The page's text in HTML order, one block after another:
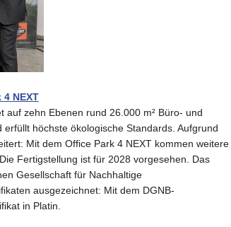
NEXT
auf zehn Ebenen rund 26.000 m² Büro- und
höchste ökologische Standards. Aufgrund
Mit dem Office Park 4 NEXT kommen weitere
Fertigstellung ist für 2028 vorgesehen. Das
Gesellschaft für Nachhaltige
ausgezeichnet: Mit dem DGNB-
in Platin.